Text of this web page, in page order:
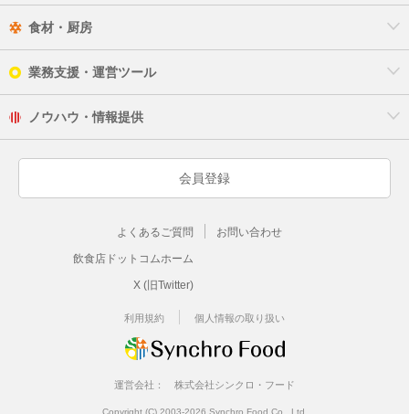
食材・厨房
業務支援・運営ツール
ノウハウ・情報提供
会員登録
よくあるご質問 お問い合わせ
飲食店ドットコムホーム
X (旧Twitter)
利用規約 個人情報の取り扱い
運営会社： 株式会社シンクロ・フード
Copyright (C) 2003-2026 Synchro Food Co., Ltd.